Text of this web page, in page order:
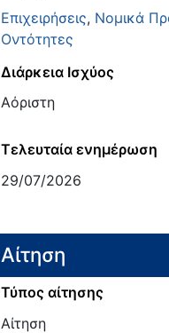
Επιχειρήσεις, Νομικά
Οντότητες
Διάρκεια Ισχύος
Αόριστη
Τελευταία ενημέρωση
29/07/2026
Αίτηση
Τύπος αίτησης
Αίτηση